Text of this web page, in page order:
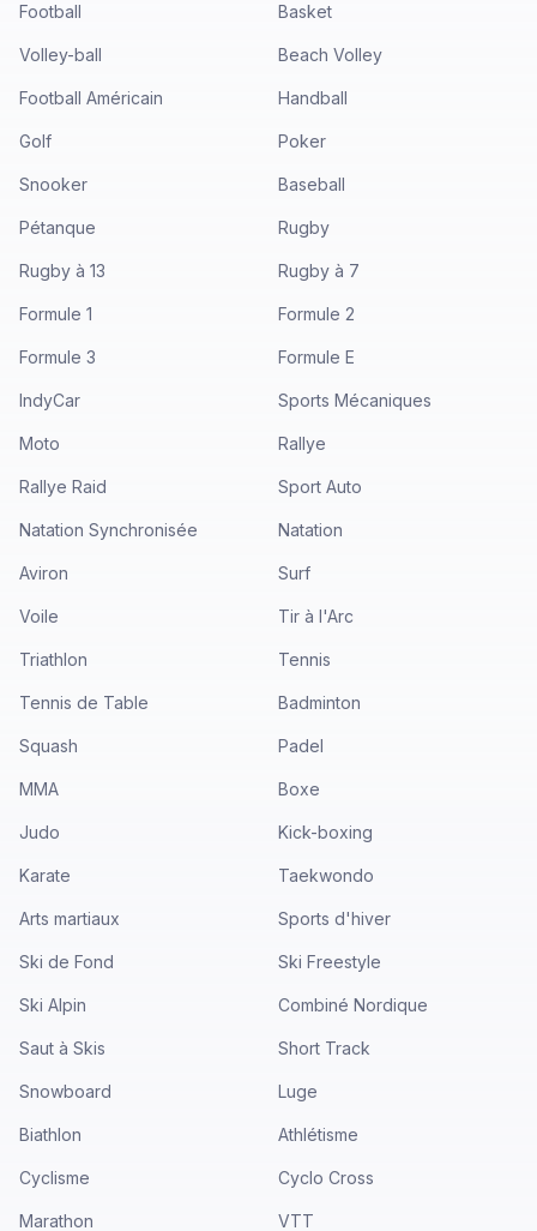
Football Basket
Volley-ball Beach Volley
Football Américain Handball
Golf Poker
Snooker Baseball
Pétanque Rugby
Rugby à 13 Rugby à 7
Formule 1 Formule 2
Formule 3 Formule E
IndyCar Sports Mécaniques
Moto Rallye
Rallye Raid Sport Auto
Natation Synchronisée Natation
Aviron Surf
Voile Tir à l'Arc
Triathlon Tennis
Tennis de Table Badminton
Squash Padel
MMA Boxe
Judo Kick-boxing
Karate Taekwondo
Arts martiaux Sports d'hiver
Ski de Fond Ski Freestyle
Ski Alpin Combiné Nordique
Saut à Skis Short Track
Snowboard Luge
Biathlon Athlétisme
Cyclisme Cyclo Cross
Marathon VTT